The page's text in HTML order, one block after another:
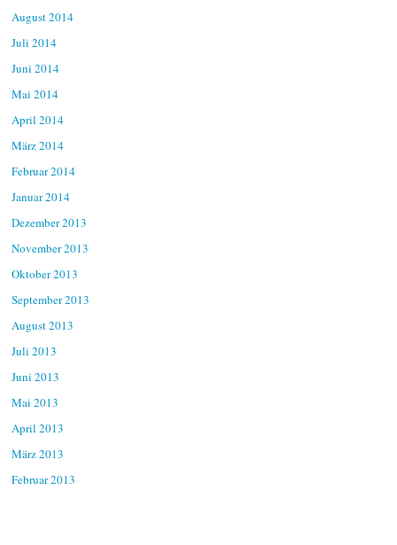
August 2014
Juli 2014
Juni 2014
Mai 2014
April 2014
März 2014
Februar 2014
Januar 2014
Dezember 2013
November 2013
Oktober 2013
September 2013
August 2013
Juli 2013
Juni 2013
Mai 2013
April 2013
März 2013
Februar 2013